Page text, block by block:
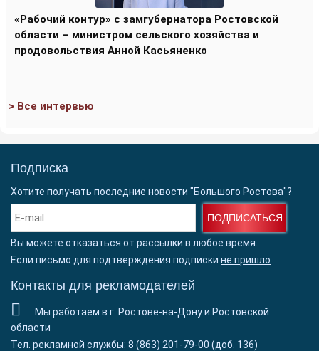
«Рабочий контур» с замгубернатора Ростовской
области – министром сельского хозяйства и
продовольствия Анной Касьяненко
> Все интервью
Подписка
Хотите получать последние новости "Большого Ростова"?
ПОДПИСАТЬСЯ
Вы можете отказаться от рассылки в любое время.
Если письмо для подтверждения подписки не пришло
Контакты для рекламодателей
Мы работаем в г. Ростове-на-Дону и Ростовской
области
Тел. рекламной службы: 8 (863) 201-79-00 (доб. 136)